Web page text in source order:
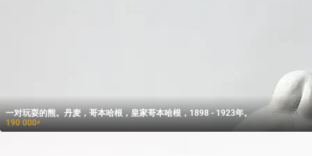
一对玩耍的熊。丹麦，哥本哈根，皇家哥本哈根，1898 - 1923年。
190 000₽